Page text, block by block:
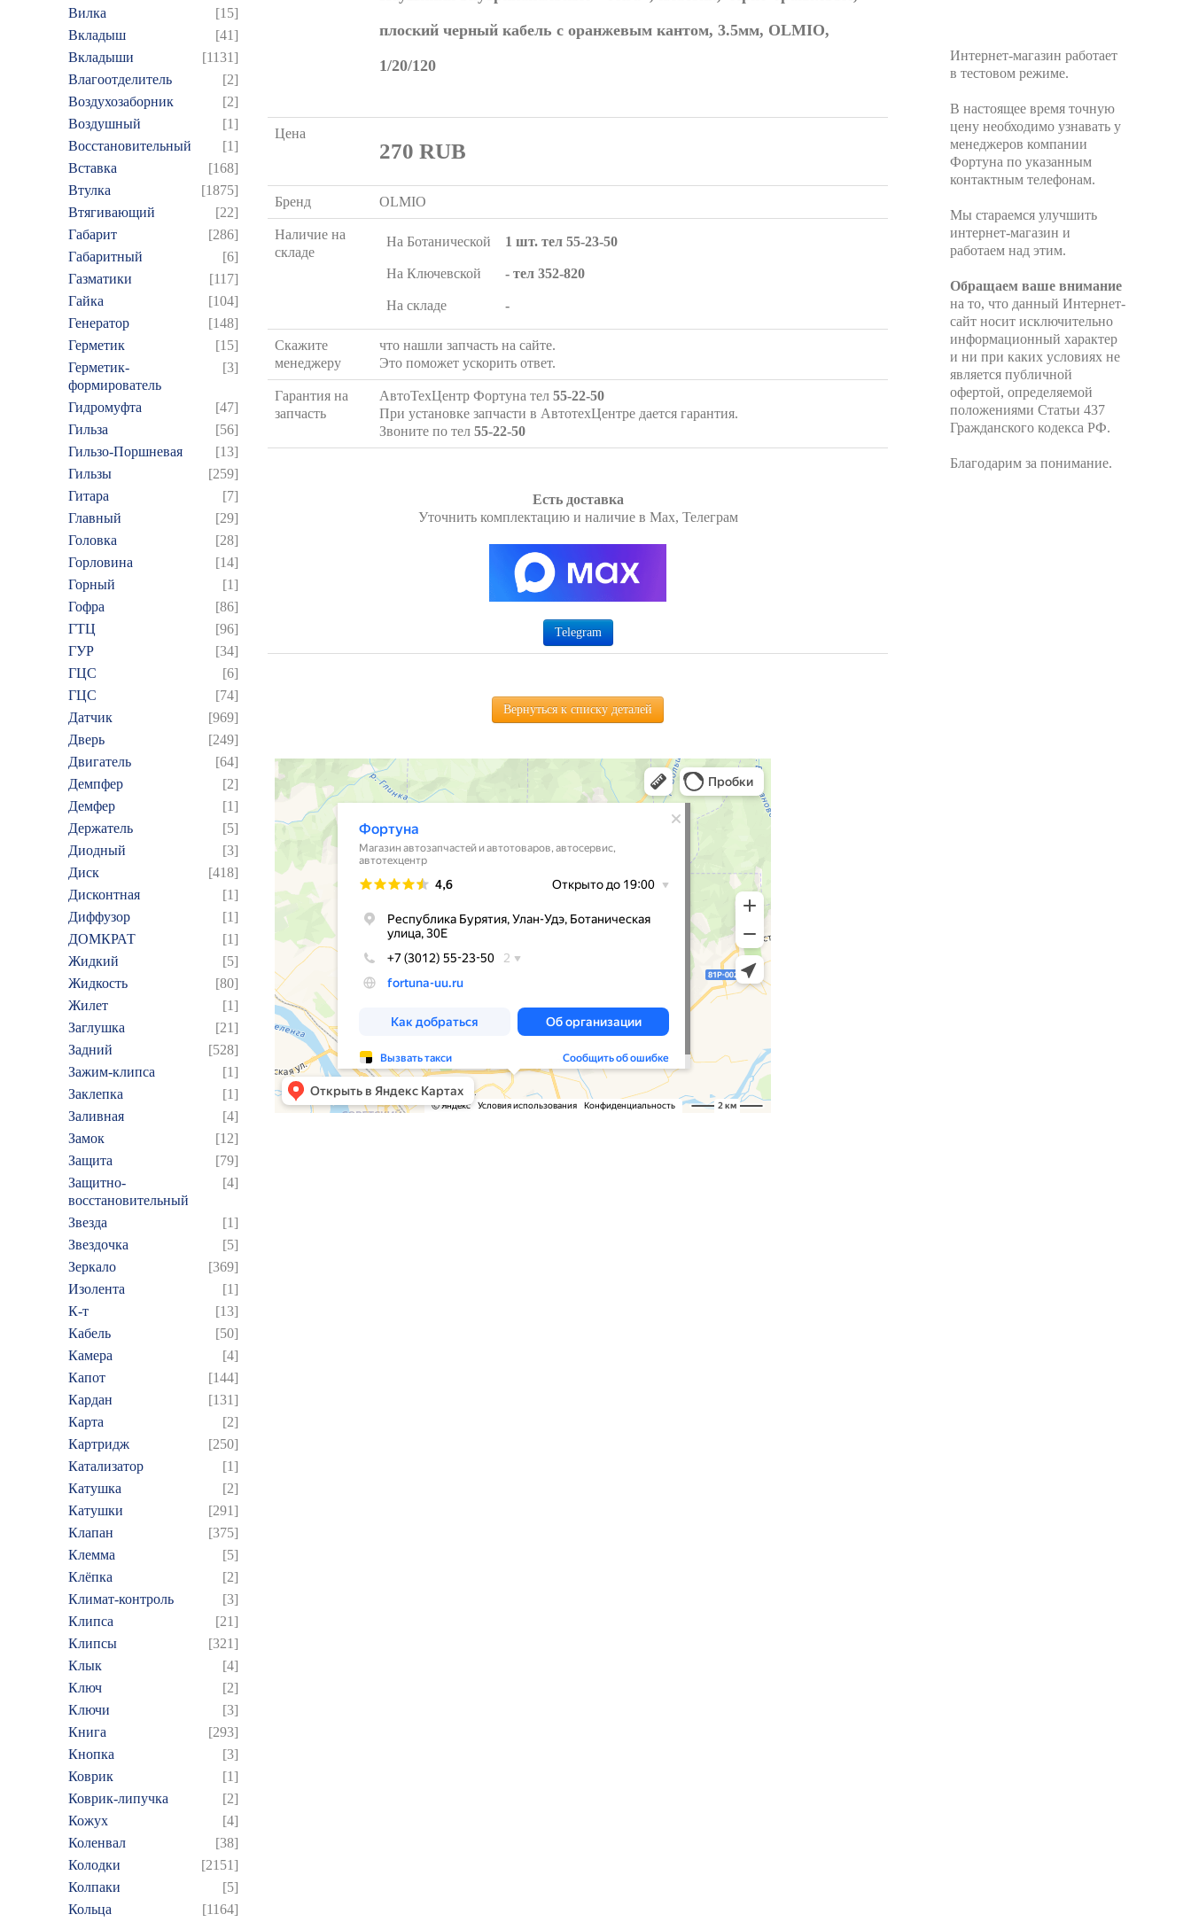
Вилка
[15]
Вкладыш
[41]
Вкладыши
[1131]
Влагоотделитель
[2]
Воздухозаборник
[2]
Воздушный
[1]
Восстановительный
[1]
Вставка
[168]
Втулка
[1875]
Втягивающий
[22]
Габарит
[286]
Габаритный
[6]
Газматики
[117]
Гайка
[104]
Генератор
[148]
Герметик
[15]
Герметик-
формирователь
[3]
Гидромуфта
[47]
Гильза
[56]
Гильзо-Поршневая
[13]
Гильзы
[259]
Гитара
[7]
Главный
[29]
Головка
[28]
Горловина
[14]
Горный
[1]
Гофра
[86]
ГТЦ
[96]
ГУР
[34]
ГЦC
[6]
ГЦС
[74]
Датчик
[969]
Дверь
[249]
Двигатель
[64]
Демпфер
[2]
Демфер
[1]
Держатель
[5]
Диодный
[3]
Диск
[418]
Дисконтная
[1]
Диффузор
[1]
ДОМКРАТ
[1]
Жидкий
[5]
Жидкость
[80]
Жилет
[1]
Заглушка
[21]
Задний
[528]
Зажим-клипса
[1]
Заклепка
[1]
Заливная
[4]
Замок
[12]
Защита
[79]
Защитно-
восстановительный
[4]
Звезда
[1]
Звездочка
[5]
Зеркало
[369]
Изолента
[1]
К-т
[13]
Кабель
[50]
Камера
[4]
Капот
[144]
Кардан
[131]
Карта
[2]
Картридж
[250]
Катализатор
[1]
Катушка
[2]
Катушки
[291]
Клапан
[375]
Клемма
[5]
Клёпка
[2]
Климат-контроль
[3]
Клипса
[21]
Клипсы
[321]
Клык
[4]
Ключ
[2]
Ключи
[3]
Книга
[293]
Кнопка
[3]
Коврик
[1]
Коврик-липучка
[2]
Кожух
[4]
Коленвал
[38]
Колодки
[2151]
Колпаки
[5]
Кольца
[1164]
плоский черный кабель с оранжевым кантом, 3.5мм, OLMIO,
1/20/120
Цена
270 RUB
Бренд OLMIO
Наличие на
складе
На Ботанической 1 шт. тел 55-23-50
На Ключевской - тел 352-820
На складе -
Скажите
менеджеру
что нашли запчасть на сайте.
Это поможет ускорить ответ.
Гарантия на
запчасть
АвтоТехЦентр Фортуна тел 55-22-50
При установке запчасти в АвтотехЦентре дается гарантия.
Звоните по тел 55-22-50
Есть доставка
Уточнить комплектацию и наличие в Max, Телеграм
Telegram
Вернуться к списку деталей
Интернет-магазин работает
в тестовом режиме.
В настоящее время точную
цену необходимо узнавать у
менеджеров компании
Фортуна по указанным
контактным телефонам.
Мы стараемся улучшить
интернет-магазин и
работаем над этим.
Обращаем ваше внимание
на то, что данный Интернет-
сайт носит исключительно
информационный характер
и ни при каких условиях не
является публичной
офертой, определяемой
положениями Статьи 437
Гражданского кодекса РФ.
Благодарим за понимание.